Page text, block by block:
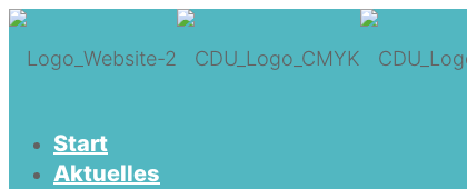
Start
Aktuelles